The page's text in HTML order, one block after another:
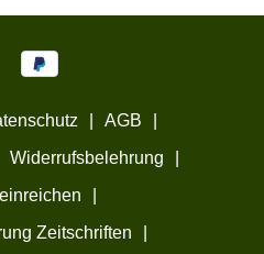
AGB
Widerrufsbelehrung
Zeitschriften